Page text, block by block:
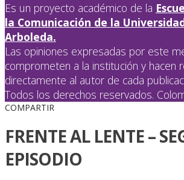
Es un proyecto académico de la
la Comunicación de la
Arboleda.
Las opiniones expresadas por este
comprometen a la institución y hacen
directamente al autor de cada
Todos los derechos reservados.
COMPARTIR
FRENTE AL LENTE –
EPISODIO